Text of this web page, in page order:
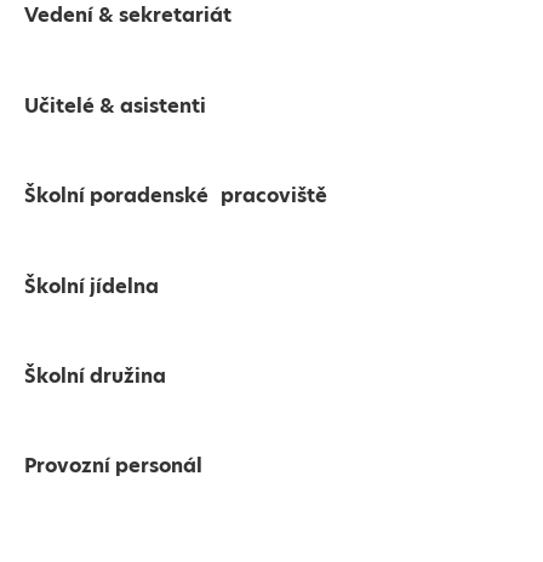
Vedení & sekretariát
Učitelé & asistenti
Školní poradenské pracoviště
Školní jídelna
Školní družina
Provozní personál